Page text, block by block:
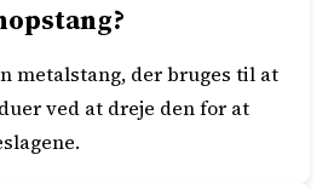
metalstang, der bruges til at
ved at dreje den for at